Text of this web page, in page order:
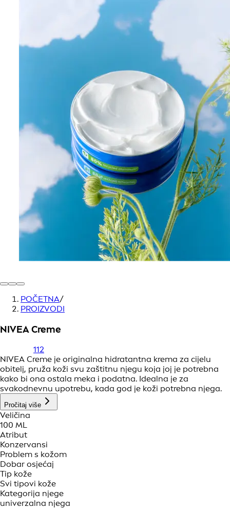
POČETNA/
PROIZVODI
NIVEA Creme
112
NIVEA Creme je originalna hidratantna krema za cijelu
obitelj, pruža koži svu zaštitnu njegu koja joj je potrebna
kako bi ona ostala meka i podatna. Idealna je za
svakodnevnu upotrebu, kada god je koži potrebna njega.
Pročitaj više
Veličina
100 ML
Atribut
Konzervansi
Problem s kožom
Dobar osjećaj
Tip kože
Svi tipovi kože
Kategorija njege
univerzalna njega